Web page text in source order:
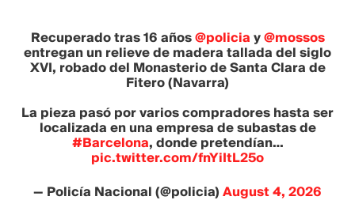
Recuperado tras 16 años@policiay@mossos
entregan un relieve de madera tallada del siglo
XVI, robado del Monasterio de Santa Clara de
Fitero (Navarra)
La pieza pasó por varios compradores hasta ser
localizada en una empresa de subastas de
#Barcelona, donde pretendían…
pic.twitter.com/fnYiItL25o
— Policía Nacional (@policia)August 4, 2026